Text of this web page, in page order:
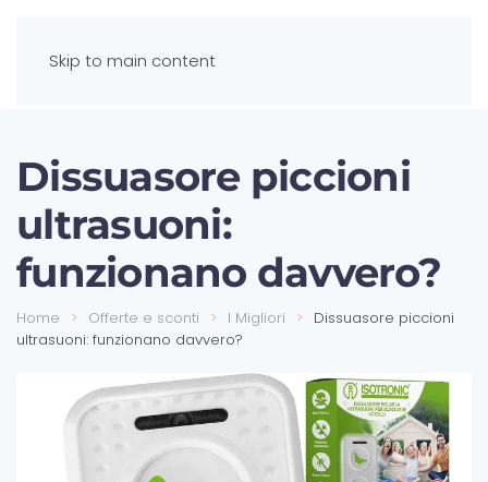
Skip to main content
Dissuasore piccioni
ultrasuoni:
funzionano davvero?
Home Offerte e sconti I Migliori
Dissuasore piccioni
ultrasuoni: funzionano davvero?